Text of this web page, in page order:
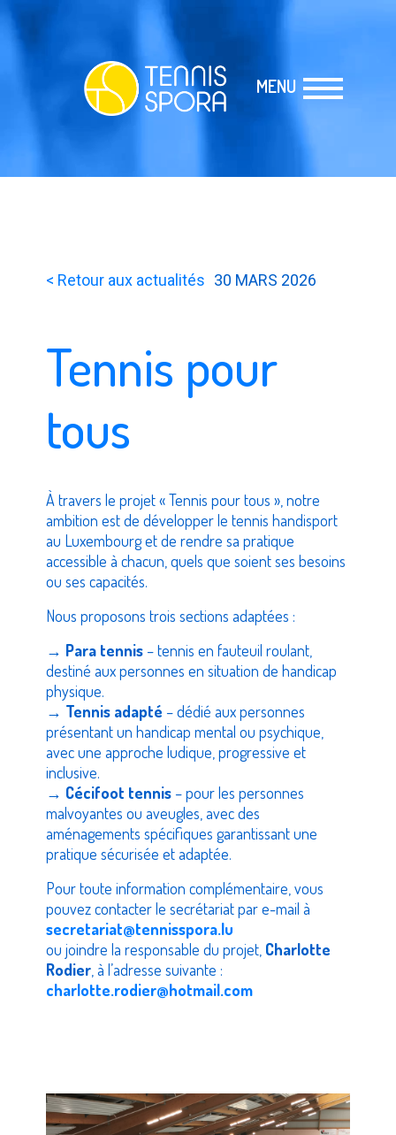
MENU
< Retour aux actualités 30 MARS 2026
Tennis pour
tous
À travers le projet« Tennis pour tous » , notre
ambition est de développer le tennis handisport
au Luxembourg et de rendre sa pratique
accessible à chacun, quels que soient ses besoins
ou ses capacités.
Nous proposons trois sections adaptées :
→ Para tennis– tennis en fauteuil roulant,
destiné aux personnes en situation de handicap
physique.
→ Tennis adapté – dédié aux personnes
présentant un handicap mental ou psychique,
avec une approche ludique, progressive et
inclusive.
→ Cécifoot tennis– pour les personnes
malvoyantes ou aveugles, avec des
aménagements spécifiques garantissant une
pratique sécurisée et adaptée.
Pour toute information complémentaire, vous
pouvez contacter le secrétariat par e-mail à
secretariat@tennisspora.lu
ou joindre la responsable du projet, Charlotte
Rodier , à l’adresse suivante :
charlotte.rodier@hotmail.com